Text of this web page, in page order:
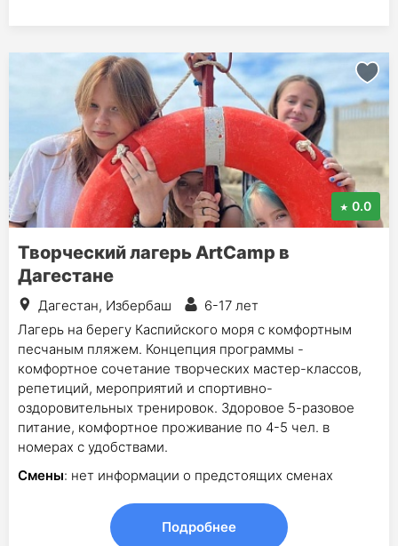
0.0
Творческий лагерь ArtCamp в
Дагестане
Дагестан, Избербаш
6-17 лет
Лагерь на берегу Каспийского моря с комфортным
песчаным пляжем. Концепция программы -
комфортное сочетание творческих мастер-классов,
репетиций, мероприятий и спортивно-
оздоровительных тренировок. Здоровое 5-разовое
питание, комфортное проживание по 4-5 чел. в
номерах с удобствами.
Смены: нет информации о предстоящих сменах
Подробнее